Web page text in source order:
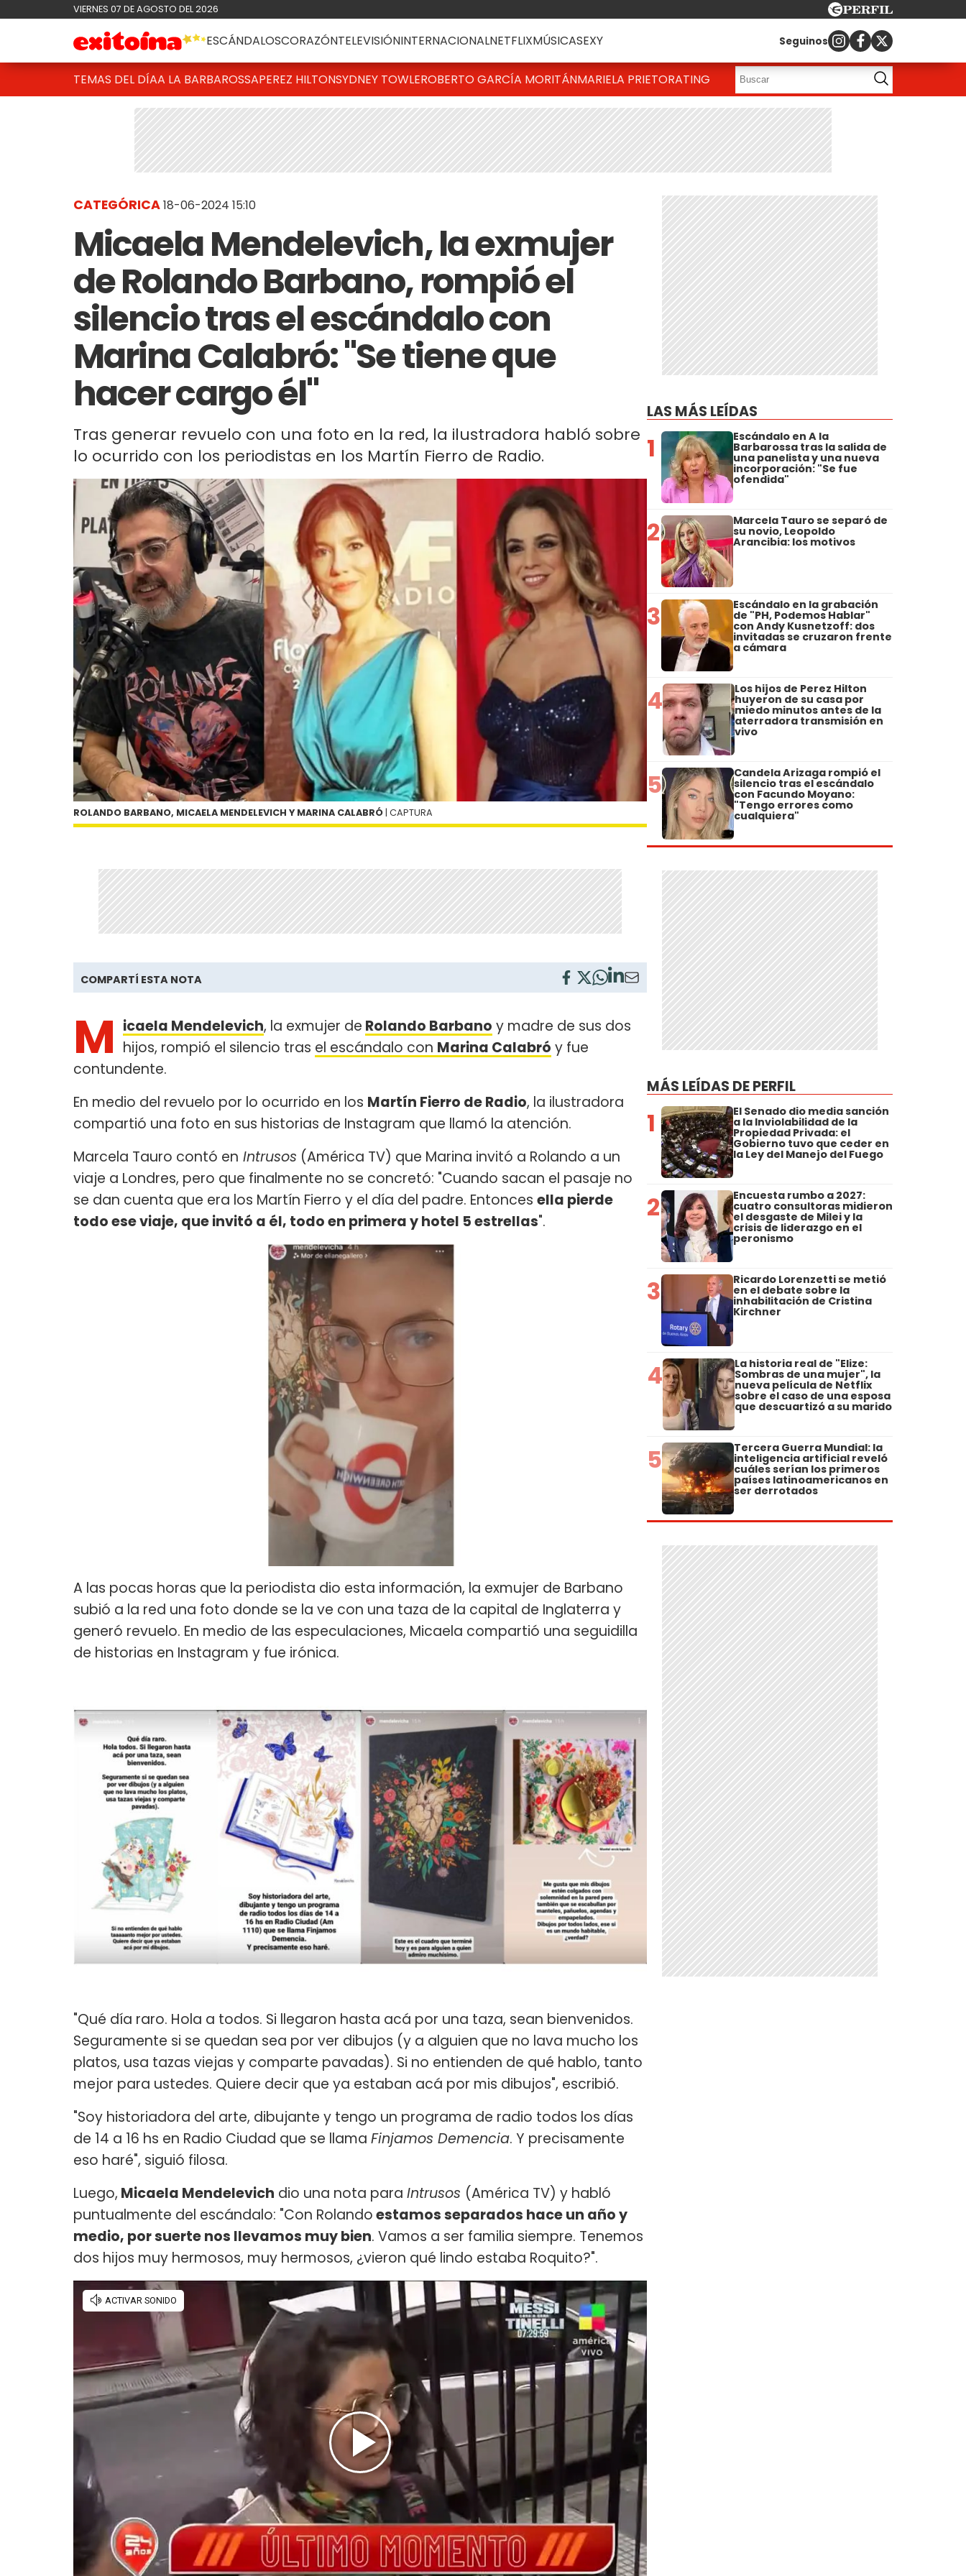
VIERNES 07 DE AGOSTO DEL 2026
ESCÁNDALOSCORAZÓNTELEVISIÓNINTERNACIONALNETFLIXMÚSICASEXY Seguinos
TEMAS DEL DÍAA LA BARBAROSSAPEREZ HILTONSYDNEY TOWLEROBERTO GARCÍA MORITÁNMARIELA PRIETORATING
CATEGÓRICA18-06-2024 15:10
Micaela Mendelevich, la exmujer
de Rolando Barbano, rompió el
silencio tras el escándalo con
Marina Calabró: "Se tiene que
hacer cargo él"
Tras generar revuelo con una foto en la red, la ilustradora habló sobre
lo ocurrido con los periodistas en los Martín Fierro de Radio.
ROLANDO BARBANO, MICAELA MENDELEVICH Y MARINA CALABRÓ | CAPTURA
COMPARTÍ ESTA NOTA
M icaela Mendelevich, la exmujer de Rolando Barbano y madre de sus dos
hijos, rompió el silencio tras el escándalo con Marina Calabró y fue
contundente.
En medio del revuelo por lo ocurrido en los Martín Fierro de Radio, la ilustradora
compartió una foto en sus historias de Instagram que llamó la atención.
Marcela Tauro contó en Intrusos (América TV) que Marina invitó a Rolando a un
viaje a Londres, pero que finalmente no se concretó: "Cuando sacan el pasaje no
se dan cuenta que era los Martín Fierro y el día del padre. Entonces ella pierde
todo ese viaje, que invitó a él, todo en primera y hotel 5 estrellas".
A las pocas horas que la periodista dio esta información, la exmujer de Barbano
subió a la red una foto donde se la ve con una taza de la capital de Inglaterra y
generó revuelo. En medio de las especulaciones, Micaela compartió una seguidilla
de historias en Instagram y fue irónica.
"Qué día raro. Hola a todos. Si llegaron hasta acá por una taza, sean bienvenidos.
Seguramente si se quedan sea por ver dibujos (y a alguien que no lava mucho los
platos, usa tazas viejas y comparte pavadas). Si no entienden de qué hablo, tanto
mejor para ustedes. Quiere decir que ya estaban acá por mis dibujos", escribió.
"Soy historiadora del arte, dibujante y tengo un programa de radio todos los días
de 14 a 16 hs en Radio Ciudad que se llama Finjamos Demencia. Y precisamente
eso haré", siguió filosa.
Luego, Micaela Mendelevich dio una nota para Intrusos (América TV) y habló
puntualmente del escándalo: "Con Rolandoestamos separados hace un año y
medio, por suerte nos llevamos muy bien. Vamos a ser familia siempre. Tenemos
dos hijos muy hermosos, muy hermosos, ¿vieron qué lindo estaba Roquito?".
LAS MÁS LEÍDAS
1 Escándalo en A la
Barbarossa tras la salida de
una panelista y una nueva
incorporación: "Se fue
ofendida"
2 Marcela Tauro se separó de
su novio, Leopoldo
Arancibia: los motivos
3 Escándalo en la grabación
de "PH, Podemos Hablar"
con Andy Kusnetzoff: dos
invitadas se cruzaron frente
a cámara
4 Los hijos de Perez Hilton
huyeron de su casa por
miedo minutos antes de la
aterradora transmisión en
vivo
5 Candela Arizaga rompió el
silencio tras el escándalo
con Facundo Moyano:
"Tengo errores como
cualquiera"
MÁS LEÍDAS DE PERFIL
1 El Senado dio media sanción
a la Inviolabilidad de la
Propiedad Privada: el
Gobierno tuvo que ceder en
la Ley del Manejo del Fuego
2 Encuesta rumbo a 2027:
cuatro consultoras midieron
el desgaste de Milei y la
crisis de liderazgo en el
peronismo
3 Ricardo Lorenzetti se metió
en el debate sobre la
inhabilitación de Cristina
Kirchner
4 La historia real de "Elize:
Sombras de una mujer", la
nueva película de Netflix
sobre el caso de una esposa
que descuartizó a su marido
5 Tercera Guerra Mundial: la
inteligencia artificial reveló
cuáles serían los primeros
países latinoamericanos en
ser derrotados